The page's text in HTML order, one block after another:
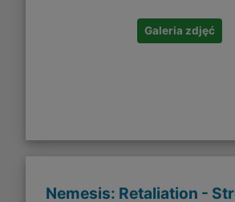
Galeria zdjęć
Nemesis: Retaliation -